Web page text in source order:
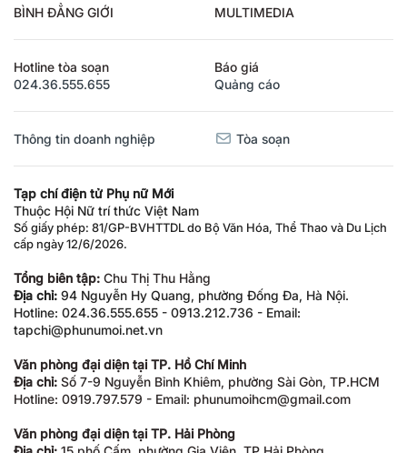
BÌNH ĐẲNG GIỚI MULTIMEDIA
Hotline tòa soạn
024.36.555.655
Báo giá
Quảng cáo
Thông tin doanh nghiệp Tòa soạn
Tạp chí điện tử Phụ nữ Mới
Thuộc Hội Nữ trí thức Việt Nam
Số giấy phép: 81/GP-BVHTTDL do Bộ Văn Hóa, Thể Thao và Du Lịch
cấp ngày 12/6/2026.
Tổng biên tập: Chu Thị Thu Hằng
Địa chỉ: 94 Nguyễn Hy Quang, phường Đống Đa, Hà Nội.
Hotline: 024.36.555.655 - 0913.212.736 - Email:
tapchi@phunumoi.net.vn
Văn phòng đại diện tại TP. Hồ Chí Minh
Địa chỉ: Số 7-9 Nguyễn Bỉnh Khiêm, phường Sài Gòn, TP.HCM
Hotline: 0919.797.579 - Email: phunumoihcm@gmail.com
Văn phòng đại diện tại TP. Hải Phòng
Địa chỉ: 15 phố Cấm, phường Gia Viên, TP Hải Phòng